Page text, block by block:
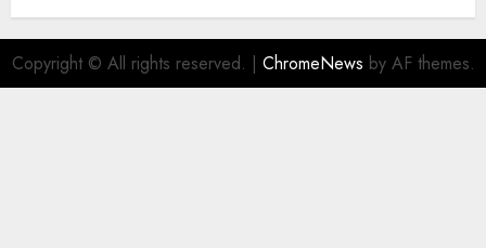
Copyright © All rights reserved. | ChromeNews by AF themes.